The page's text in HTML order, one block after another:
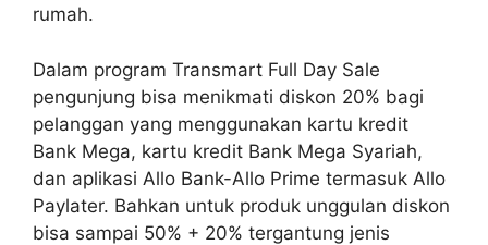
rumah.
Dalam program Transmart Full Day Sale
pengunjung bisa menikmati diskon 20% bagi
pelanggan yang menggunakan kartu kredit
Bank Mega, kartu kredit Bank Mega Syariah,
dan aplikasi Allo Bank-Allo Prime termasuk Allo
Paylater. Bahkan untuk produk unggulan diskon
bisa sampai 50% + 20% tergantung jenis